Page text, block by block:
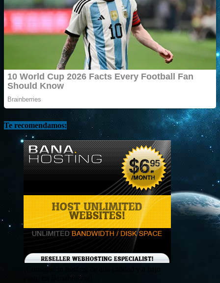
Te recomendamos:
¡Consigue tu hosting de alta calidad y a bajo
costo en Banahosting!